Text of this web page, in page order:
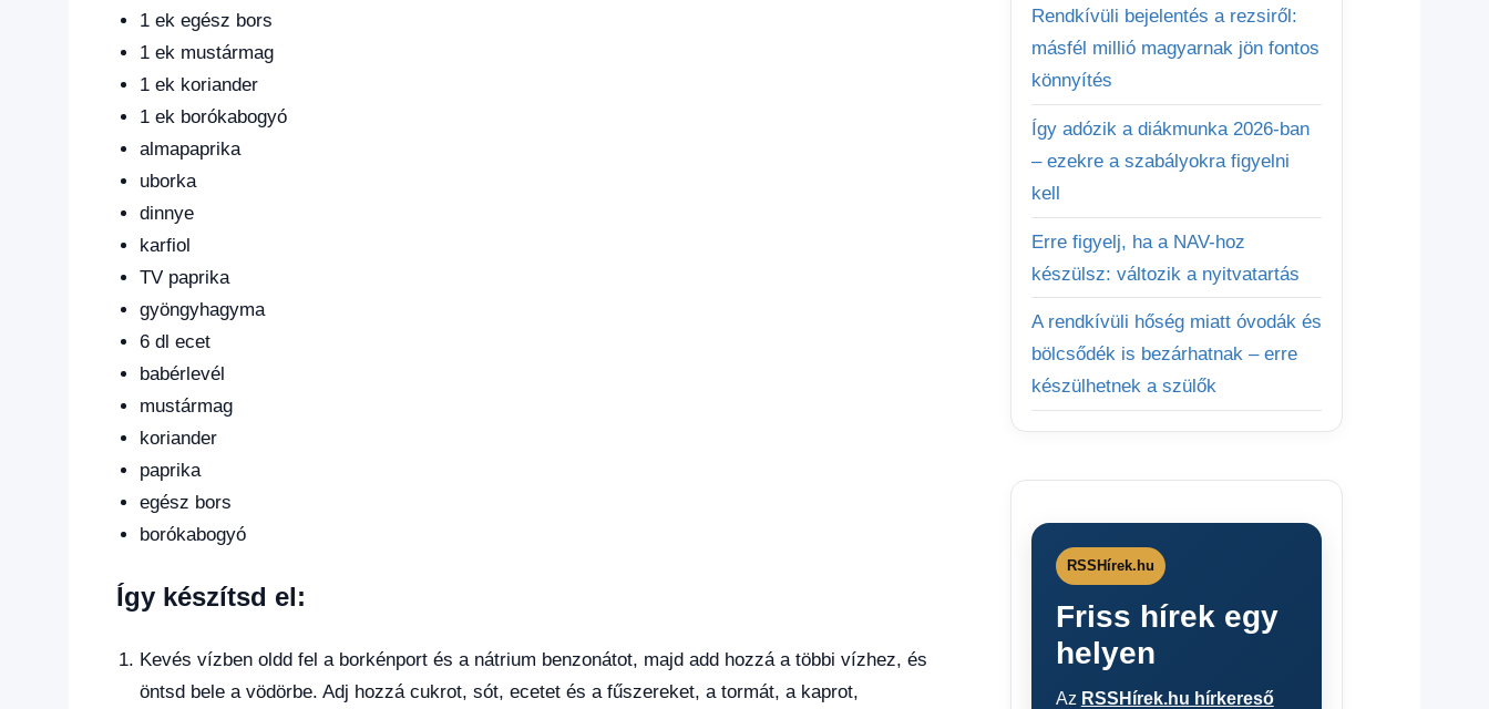
1 ek egész bors
1 ek mustármag
1 ek koriander
1 ek borókabogyó
almapaprika
uborka
dinnye
karfiol
TV paprika
gyöngyhagyma
6 dl ecet
babérlevél
mustármag
koriander
paprika
egész bors
borókabogyó
Így készítsd el:
Kevés vízben oldd fel a borkénport és a nátrium benzonátot, majd add hozzá a többi vízhez, és
öntsd bele a vödörbe. Adj hozzá cukrot, sót, ecetet és a fűszereket, a tormát, a kaprot,
Rendkívüli bejelentés a rezsiről:
másfél millió magyarnak jön fontos
könnyítés
Így adózik a diákmunka 2026-ban
– ezekre a szabályokra figyelni
kell
Erre figyelj, ha a NAV-hoz
készülsz: változik a nyitvatartás
A rendkívüli hőség miatt óvodák és
bölcsődék is bezárhatnak – erre
készülhetnek a szülők
RSSHírek.hu
Friss hírek egy
helyen
Az RSSHírek.hu hírkereső